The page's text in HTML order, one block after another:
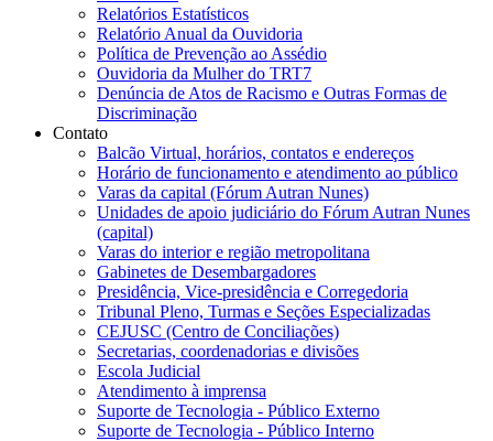
Relatórios Estatísticos
Relatório Anual da Ouvidoria
Política de Prevenção ao Assédio
Ouvidoria da Mulher do TRT7
Denúncia de Atos de Racismo e Outras Formas de
Discriminação
Contato
Balcão Virtual, horários, contatos e endereços
Horário de funcionamento e atendimento ao público
Varas da capital (Fórum Autran Nunes)
Unidades de apoio judiciário do Fórum Autran Nunes
(capital)
Varas do interior e região metropolitana
Gabinetes de Desembargadores
Presidência, Vice-presidência e Corregedoria
Tribunal Pleno, Turmas e Seções Especializadas
CEJUSC (Centro de Conciliações)
Secretarias, coordenadorias e divisões
Escola Judicial
Atendimento à imprensa
Suporte de Tecnologia - Público Externo
Suporte de Tecnologia - Público Interno